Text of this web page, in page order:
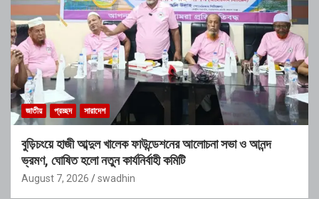
জাতীয় প্রচ্ছদ সারাদেশ
বুড়িচংয়ে হাজী আব্দুল খালেক ফাউন্ডেশনের আলোচনা সভা ও আনন্দ
ভ্রমণ, ঘোষিত হলো নতুন কার্যনির্বাহী কমিটি
August 7, 2026 swadhin